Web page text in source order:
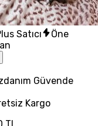
Satıcı
Öne
Güvende
Kargo